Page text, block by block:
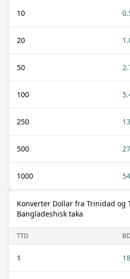
10
20
50
100
250
500
1000
Konverter Dollar fra Trinidad og
Bangladeshisk taka
TTD
1